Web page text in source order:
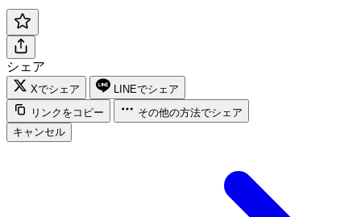
シェア
Xでシェア
LINEでシェア
リンクをコピー
その他の方法でシェア
キャンセル